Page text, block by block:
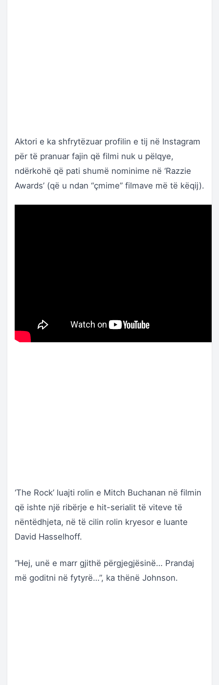
Aktori e ka shfrytëzuar profilin e tij në Instagram
për të pranuar fajin që filmi nuk u pëlqye,
ndërkohë që pati shumë nominime në ‘Razzie
Awards’ (që u ndan “çmime” filmave më të këqij).
‘The Rock’ luajti rolin e Mitch Buchanan në filmin
që ishte një ribërje e hit-serialit të viteve të
nëntëdhjeta, në të cilin rolin kryesor e luante
David Hasselhoff.
“Hej, unë e marr gjithë përgjegjësinë… Prandaj
më goditni në fytyrë…”, ka thënë Johnson.